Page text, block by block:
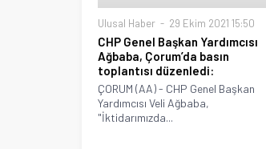
Ulusal Haber 29 Ekim 2021 15:50
CHP Genel Başkan Yardımcısı
Ağbaba, Çorum’da basın
toplantısı düzenledi:
ÇORUM (AA) - CHP Genel Başkan
Yardımcısı Veli Ağbaba,
"İktidarımızda...